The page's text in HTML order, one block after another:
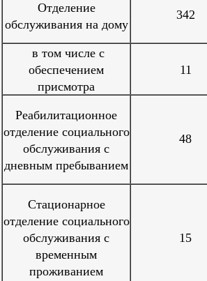
Отделение
обслуживания на дому
342
в том числе с
обеспечением
присмотра
11
Реабилитационное
отделение социального
обслуживания с
дневным пребыванием
48
Стационарное
отделение социального
обслуживания с
временным
проживанием
15